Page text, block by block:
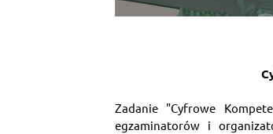
Zadanie "Cyfrowe
egzaminatorów i